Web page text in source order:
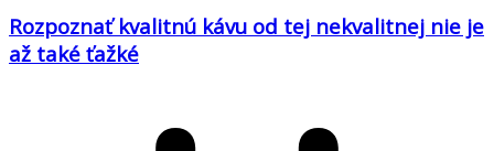
Rozpoznať kvalitnú kávu od tej nekvalitnej nie je
až také ťažké